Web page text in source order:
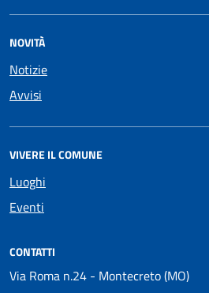
NOVITÀ
Notizie
Avvisi
VIVERE IL COMUNE
Luoghi
Eventi
CONTATTI
Via Roma n.24 - Montecreto (MO)